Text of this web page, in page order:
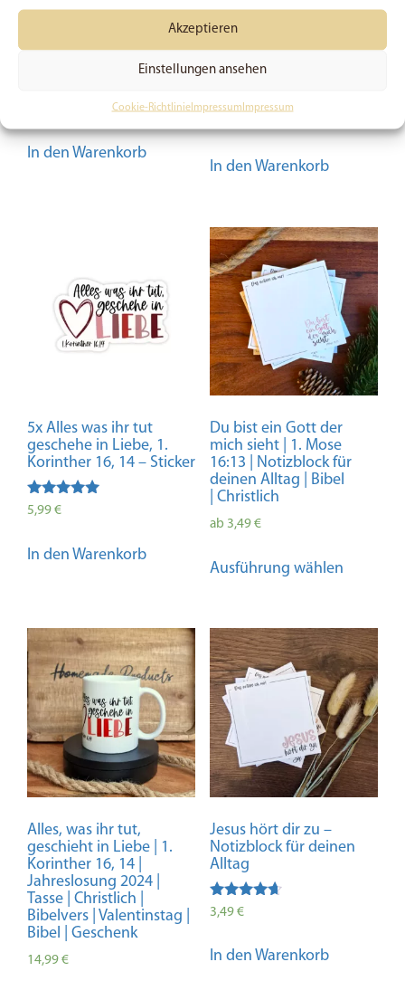
Akzeptieren
Einstellungen ansehen
Cookie-RichtlinieImpressum Impressum
Alles was ihr tut,
von 5
In den Warenkorb
Shadowbox | Alles was
ihr tut, geschehe in
| Geschenk | Valentinstag
| Bibelvers | Handmade
In den Warenkorb
5x Alles was ihr tut
geschehe in Liebe, 1.
Korinther 16, 14 – Sticker
Bewertet mit
5,99€
In den Warenkorb
Du bist ein Gott der
mich sieht | 1. Mose
16:13 | Notizblock für
deinen Alltag | Bibel
| Christlich
ab 3,49€
Ausführung wählenProdukt
auf.
Die
können
auf
der
werden
Alles, was ihr tut,
geschieht in Liebe | 1.
Korinther 16, 14 |
Jahreslosung 2024 |
Tasse | Christlich |
Bibelvers | Valentinstag |
Bibel | Geschenk
14,99€
Jesus hört dir zu –
Notizblock für deinen
Alltag
Bewertet
mit
von 5
3,49€
In den Warenkorb